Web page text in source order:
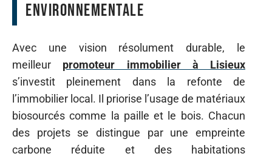
environnementale
Avec une vision résolument durable, le
meilleur promoteur immobilier à Lisieux
s’investit pleinement dans la refonte de
l’immobilier local. Il priorise l’usage de matériaux
biosourcés comme la paille et le bois. Chacun
des projets se distingue par une empreinte
carbone réduite et des habitations